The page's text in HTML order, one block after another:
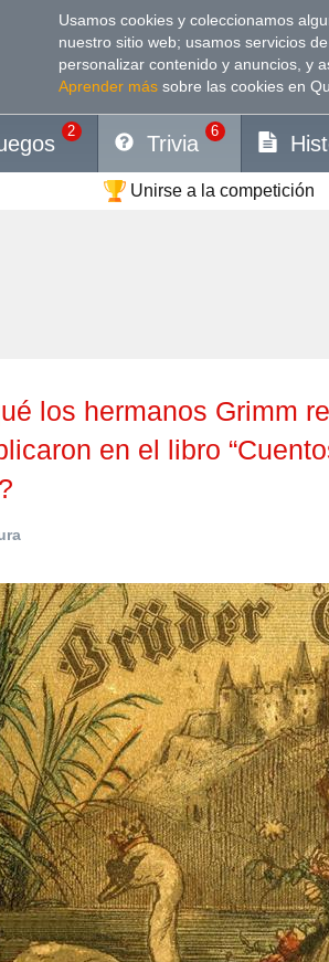
Usamos cookies y coleccionamos
nuestro sitio web; usamos servicios
personalizar contenido y anuncios, y
Aprender más sobre las cookies en
2
Trivia
6
Unirse a la competición
en el libro